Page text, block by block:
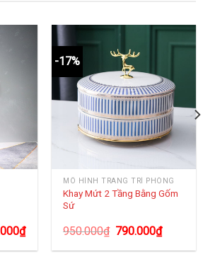
₫
-17%
MÔ HÌNH TRANG TRÍ PHÒNG
Khay Mứt 2 Tầng Bằng Gốm
Sứ
950.000₫ 790.000₫